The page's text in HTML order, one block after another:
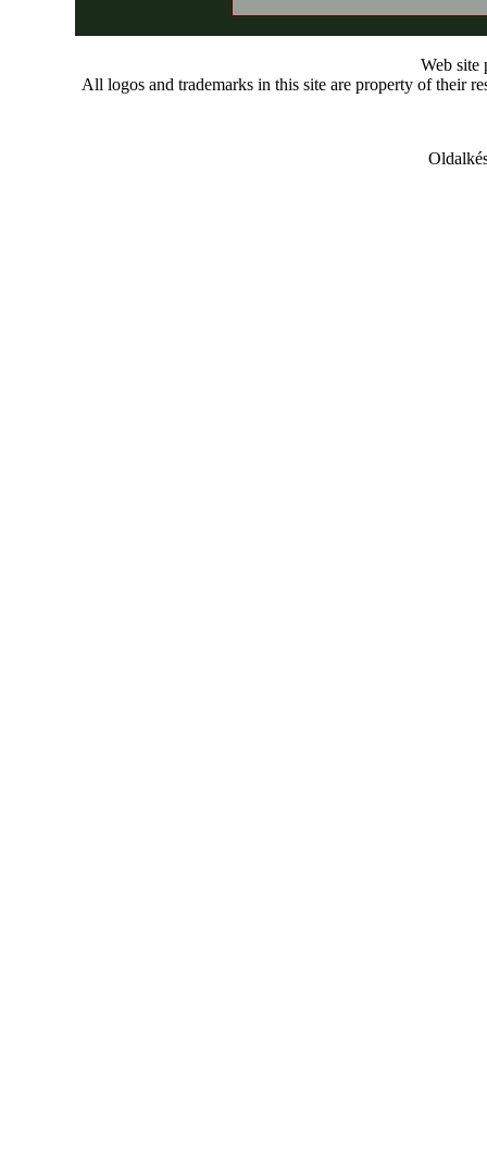
Web site
All logos and trademarks in this site are property of their